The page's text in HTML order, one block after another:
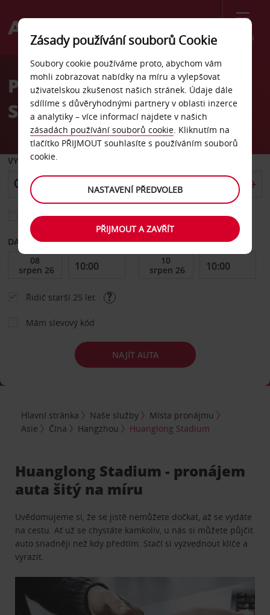
Menu
Welcome
AvisPronájem auta Huanglong
Stadium
VYZVEDNOUT Z
Vyberte si jiné místo vrácení
DATUM OD DATUM DO
Řidič starší 25 let
Mám slevový kód
NAJÍT AUTA
Hlavní stránka Naše služby
Místa pronájmu
Asie
Čína Hangzhou Huanglong Stadium
Huanglong Stadium - pronájem
auta šitý na míru
Uvědomujeme si, že se jistě nemůžete dočkat, až se vydáte
na cestu. Ať už se chystáte kamkoliv, u nás si můžete půjčit
auto snadněji než kdy předtím. Stačí si vyzvednout klíče a
vyrazit.
Zásady používání souborů Cookie
Soubory cookie používáme proto, abychom vám
mohli zobrazovat nabídky na míru a vylepšovat
uživatelskou zkušenost našich stránek. Údaje dále
sdílíme s důvěryhodnými partnery v oblasti inzerce
a analytiky – více informací najdete v našich
zásadách používání souborů cookie. Kliknutím na
tlačítko PŘIJMOUT souhlasíte s používáním souborů
cookie.
NASTAVENÍ PŘEDVOLEB
PŘIJMOUT A ZAVŘÍT